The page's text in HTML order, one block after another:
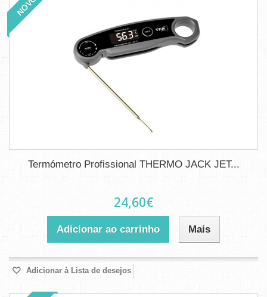
NOVO
Termómetro Profissional THERMO JACK JET...
24,60€
Adicionar ao carrinho Mais
Adicionar à Lista de desejos